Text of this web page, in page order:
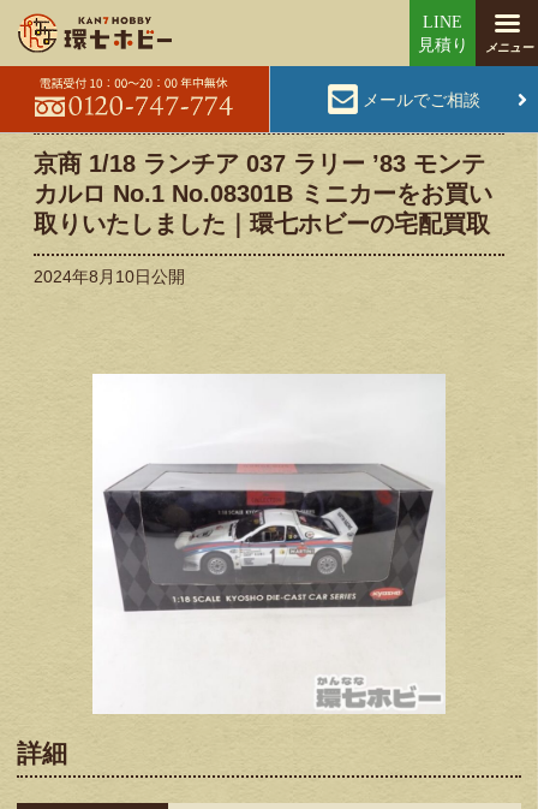
メールでご相談
京商 1/18 ランチア 037 ラリー ’83 モンテ
カルロ No.1 No.08301B ミニカーをお買い
取りいたしました｜環七ホビーの宅配買取
2024年8月10日公開
詳細